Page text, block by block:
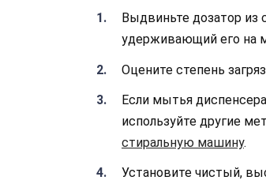
Выдвиньте дозатор из
удерживающий его на
Оцените степень
Если мытья
используйте другие
стиральную машину.
Установите чистый,